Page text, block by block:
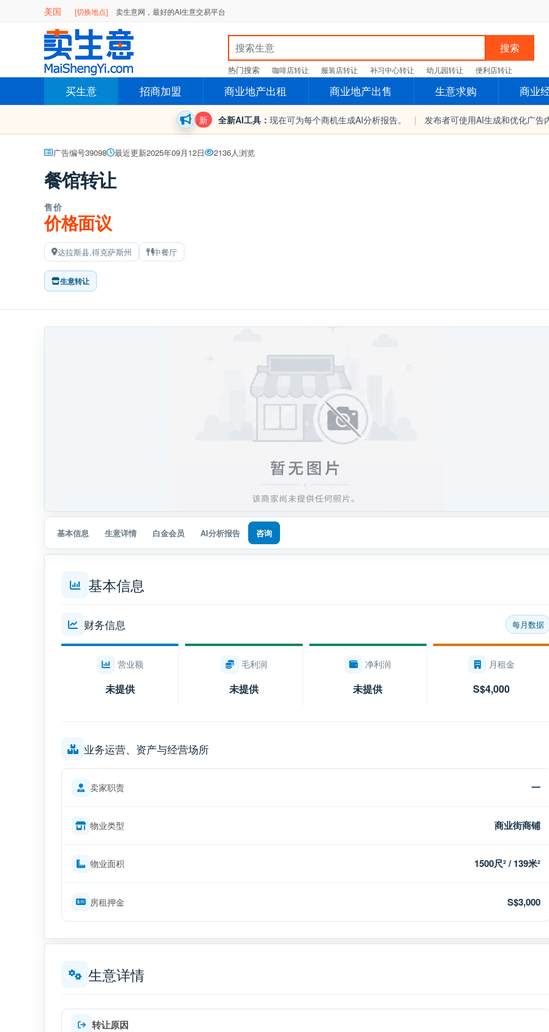
美国 [切换地点] 卖生意网，最好的AI生意交易平台
搜索
热门搜索 咖啡店转让 服装店转让 补习中心转让 幼儿园转让 便利店转让
买生意 招商加盟 商业地产出租 商业地产出售 生意求购 商业
新 全新AI工具：现在可为每个商机生成AI分析报告。 | 发布者可使用AI生成和优化广告
广告编号39098 最近更新2025年09月12日 2136人浏览
餐馆转让
售价
价格面议
达拉斯县,得克萨斯州 中餐厅
生意转让
基本信息 生意详情 白金会员 AI分析报告 咨询
基本信息
财务信息 每月数据
营业额
未提供
毛利润
未提供
净利润
未提供
月租金
S$4,000
业务运营、资产与经营场所
卖家职责 一
物业类型 商业街商铺
物业面积 1500尺² / 139米²
房租押金 S$3,000
生意详情
转让原因